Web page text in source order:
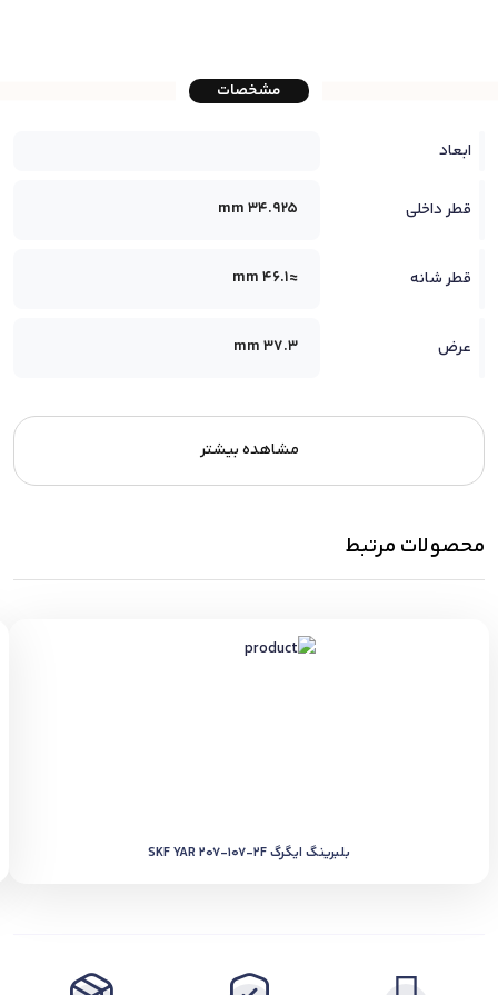
مشخصات
ابعاد
قطر داخلی 34.925 mm
قطر شانه ≈46.1 mm
عرض 37.3 mm
مشاهده بیشتر
محصولات مرتبط
بلبرینگ ایگرگ SKF YAR 207-107-2F